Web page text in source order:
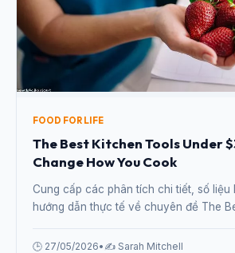
FOOD FOR LIFE
The Best Kitchen Tools Under
Change How You Cook
Cung cấp các phân tích chi tiết, số liệu
hướng dẫn thực tế về chuyên đề The
gia.
🕒 27/05/2026• ✍️ Sarah Mitchell